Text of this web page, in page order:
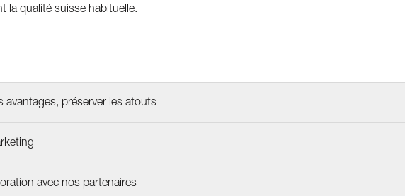
la qualité suisse habituelle.
avantages, préserver les atouts
avec nos partenaires